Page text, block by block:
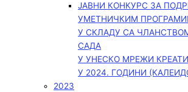
ЈАВНИ КОНКУРС ЗА
УМЕТНИЧКИМ
У СКЛАДУ СА
САДА
У УНЕСКО МРЕЖИ
У 2024. ГОДИНИ
2023